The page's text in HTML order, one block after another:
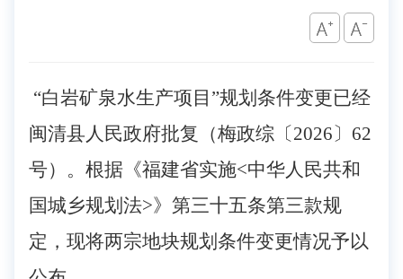
“白岩矿泉水生产项目”规划条件变更已经
闽清县人民政府批复（梅政综〔2026〕62
号）。根据《福建省实施<中华人民共和
国城乡规划法>》 第三十五条第三款规
定，现将两宗地块规划条件变更情况予以